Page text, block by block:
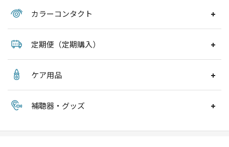
カラーコンタクト
定期便（定期購入）
ケア用品
補聴器・グッズ